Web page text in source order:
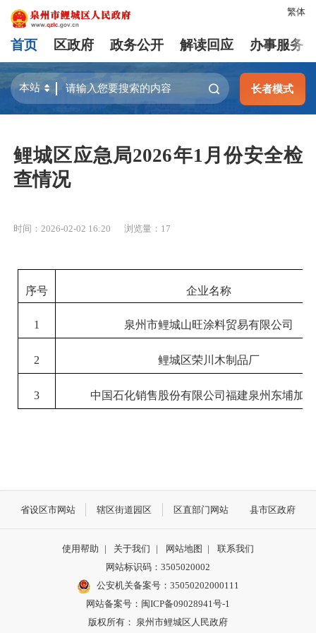
繁体
首页 区政府 政务公开 解读回应 办事服务
长者模式
鲤城区应急局2026年1月份安全检
查情况
时间：2026-02-02 16:20 浏览量： 17
序号 企业名称
1 泉州市鲤城山旺涂料贸易有限公司
2 鲤城区荣川木制品厂
3 中国石化销售股份有限公司福建泉州东埔加
省设区市网站 辖区街道园区 区直部门网站 县市区政府
使用帮助 | 关于我们 | 网站地图 |
联系我们
网站标识码：3505020002
公安机关备案号：35050202000111
网站备案号：闽ICP备09028941号-1
版权所有： 泉州市鲤城区人民政府